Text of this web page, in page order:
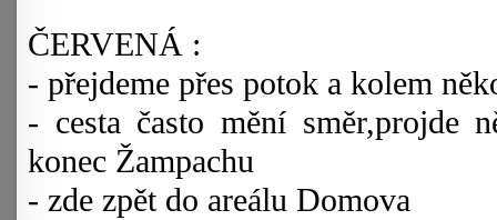
ČERVENÁ :
- přejdeme přes potok a kolem
- cesta často mění směr,projde
konec Žampachu
- zde zpět do areálu Domova